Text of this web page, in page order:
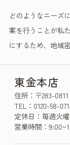
どのようなニーズ
案を行うことが私
にするため、地域
東金本店
住所：〒283-
TEL：0120-58-
定休日：毎週火
営業時間：